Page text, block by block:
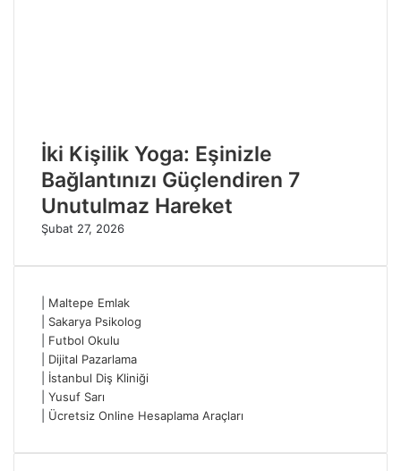
İki Kişilik Yoga: Eşinizle
Bağlantınızı Güçlendiren 7
Unutulmaz Hareket
Şubat 27, 2026
Maltepe Emlak
Sakarya Psikolog
Futbol Okulu
Dijital Pazarlama
İstanbul Diş Kliniği
Yusuf Sarı
Ücretsiz Online Hesaplama Araçları